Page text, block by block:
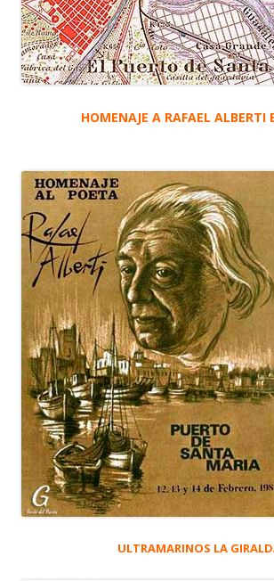
HOMENAJE A RAFAEL ALBERTI
ULTRAMARINOS LA